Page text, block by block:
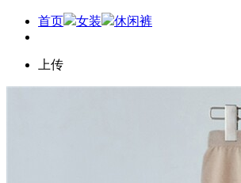
首页 女装 休闲裤
上传